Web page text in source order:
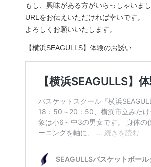
もし、興味がある方がいらっしゃいま
URLをお伝えいただければ幸いです。
よろしくお願いいたします。
【横浜SEAGULLS】体験のお誘い